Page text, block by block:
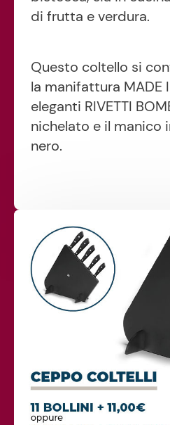
di frutta e verdura.
Questo coltello si
la manifattura MADE
eleganti RIVETTI
nichelato e il manico
nero.